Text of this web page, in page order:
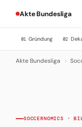
Akte Bundesliga
01 Gründung 02
Akte Bundesliga ›
SOCCERNOMICS ·